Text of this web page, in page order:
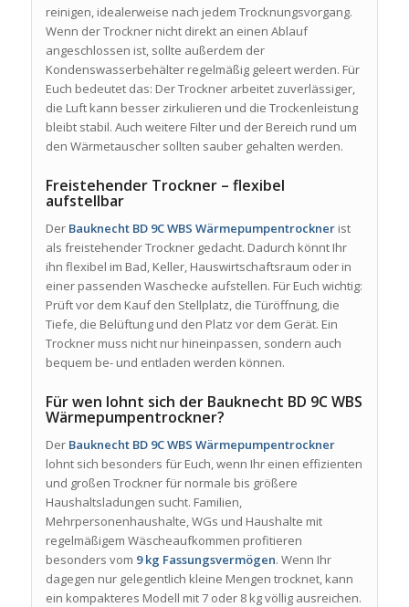
reinigen, idealerweise nach jedem Trocknungsvorgang.
Wenn der Trockner nicht direkt an einen Ablauf
angeschlossen ist, sollte außerdem der
Kondenswasserbehälter regelmäßig geleert werden. Für
Euch bedeutet das: Der Trockner arbeitet zuverlässiger,
die Luft kann besser zirkulieren und die Trockenleistung
bleibt stabil. Auch weitere Filter und der Bereich rund um
den Wärmetauscher sollten sauber gehalten werden.
Freistehender Trockner – flexibel
aufstellbar
Der Bauknecht BD 9C WBS Wärmepumpentrocknerist
als freistehender Trockner gedacht. Dadurch könnt Ihr
ihn flexibel im Bad, Keller, Hauswirtschaftsraum oder in
einer passenden Waschecke aufstellen. Für Euch wichtig:
Prüft vor dem Kauf den Stellplatz, die Türöffnung, die
Tiefe, die Belüftung und den Platz vor dem Gerät. Ein
Trockner muss nicht nur hineinpassen, sondern auch
bequem be- und entladen werden können.
Für wen lohnt sich der Bauknecht BD 9C WBS
Wärmepumpentrockner?
Der Bauknecht BD 9C WBS Wärmepumpentrockner
lohnt sich besonders für Euch, wenn Ihr einen effizienten
und großen Trockner für normale bis größere
Haushaltsladungen sucht. Familien,
Mehrpersonenhaushalte, WGs und Haushalte mit
regelmäßigem Wäscheaufkommen profitieren
besonders vom 9 kg Fassungsvermögen. Wenn Ihr
dagegen nur gelegentlich kleine Mengen trocknet, kann
ein kompakteres Modell mit 7 oder 8 kg völlig ausreichen.